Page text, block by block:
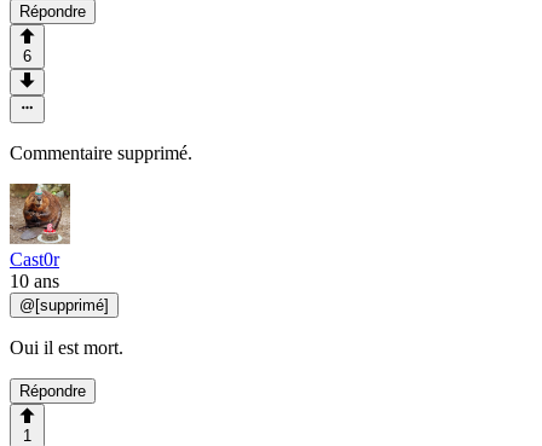
Répondre
6
Commentaire supprimé.
Cast0r
10 ans
@[supprimé]
Oui il est mort.
Répondre
1